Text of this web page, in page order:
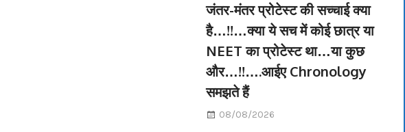
जंतर-मंतर प्रोटेस्ट की सच्चाई क्या
है…!!…क्या ये सच में कोई छात्र या
NEET का प्रोटेस्ट था…या कुछ
और…!!….आईए Chronology
समझते हैं
08/08/2026